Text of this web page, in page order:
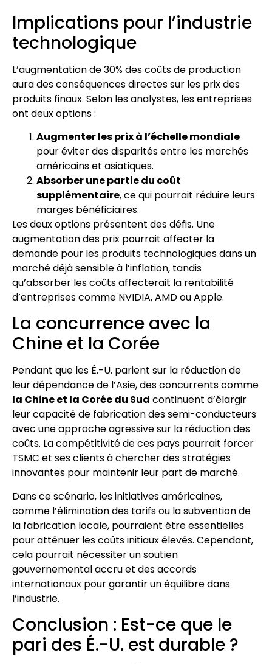
Implications pour l’industrie
technologique
L’augmentation de 30% des coûts de production
aura des conséquences directes sur les prix des
produits finaux. Selon les analystes, les entreprises
ont deux options :
Augmenter les prix à l’échelle mondiale
pour éviter des disparités entre les marchés
américains et asiatiques.
Absorber une partie du coût
supplémentaire, ce qui pourrait réduire leurs
marges bénéficiaires.
Les deux options présentent des défis. Une
augmentation des prix pourrait affecter la
demande pour les produits technologiques dans un
marché déjà sensible à l’inflation, tandis
qu’absorber les coûts affecterait la rentabilité
d’entreprises comme NVIDIA, AMD ou Apple.
La concurrence avec la
Chine et la Corée
Pendant que les É.-U. parient sur la réduction de
leur dépendance de l’Asie, des concurrents comme
la Chine et la Corée du Sud continuent d’élargir
leur capacité de fabrication des semi-conducteurs
avec une approche agressive sur la réduction des
coûts. La compétitivité de ces pays pourrait forcer
TSMC et ses clients à chercher des stratégies
innovantes pour maintenir leur part de marché.
Dans ce scénario, les initiatives américaines,
comme l’élimination des tarifs ou la subvention de
la fabrication locale, pourraient être essentielles
pour atténuer les coûts initiaux élevés. Cependant,
cela pourrait nécessiter un soutien
gouvernemental accru et des accords
internationaux pour garantir un équilibre dans
l’industrie.
Conclusion : Est-ce que le
pari des É.-U. est durable ?